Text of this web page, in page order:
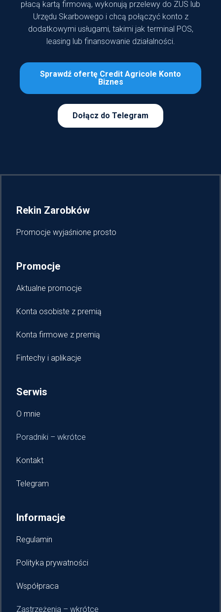
płacą kartą firmową, wykonują przelewy do ZUS lub
Urzędu Skarbowego i chcą połączyć konto z
dodatkowymi usługami, takimi jak terminal POS,
leasing lub finansowanie działalności.
Sprawdź ofertę Credit Agricole Konto
Biznes
Dołącz do Telegram
Rekin Zarobków
Promocje wyjaśnione prosto
Promocje
Aktualne promocje
Konta osobiste z premią
Konta firmowe z premią
Fintechy i aplikacje
Serwis
O mnie
Poradniki – wkrótce
Kontakt
Telegram
Informacje
Regulamin
Polityka prywatności
Współpraca
Zastrzeżenia – wkrótce